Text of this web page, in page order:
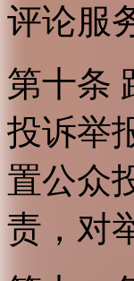
评论服
第十条
投诉举
置公众
责，对